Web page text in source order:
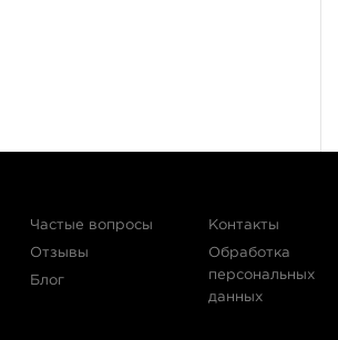
Частые вопросы
Отзывы
Блог
Контакты
Обработка
персональных
данных